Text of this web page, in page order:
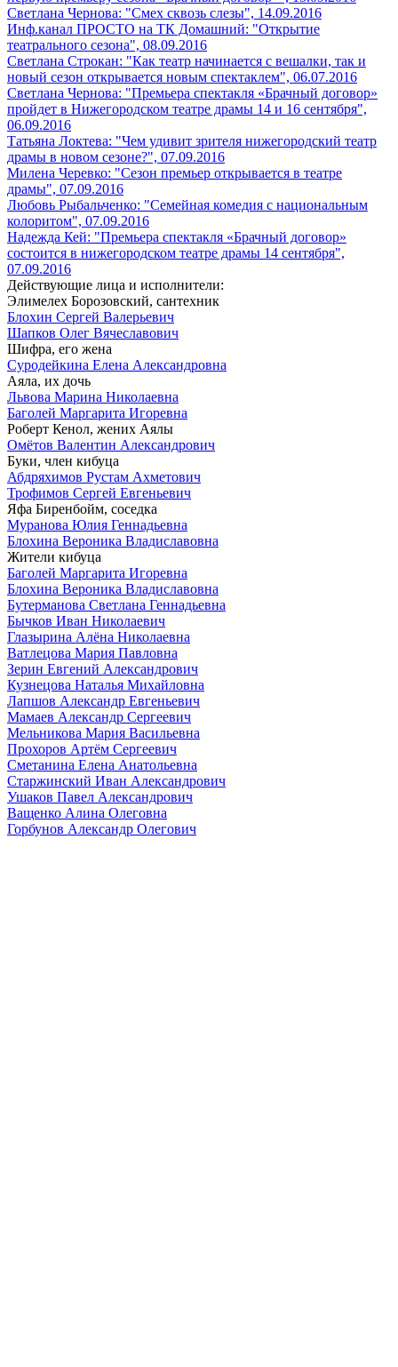
Светлана Чернова: "Смех сквозь слезы", 14.09.2016
Инф.канал ПРОСТО на ТК Домашний: "Открытие
театрального сезона", 08.09.2016
Светлана Строкан: "Как театр начинается с вешалки, так и
новый сезон открывается новым спектаклем", 06.07.2016
Светлана Чернова: "Премьера спектакля «Брачный договор»
пройдет в Нижегородском театре драмы 14 и 16 сентября",
06.09.2016
Татьяна Локтева: "Чем удивит зрителя нижегородский театр
драмы в новом сезоне?", 07.09.2016
Милена Черевко: "Сезон премьер открывается в театре
драмы", 07.09.2016
Любовь Рыбальченко: "Семейная комедия с национальным
колоритом", 07.09.2016
Надежда Кей: "Премьера спектакля «Брачный договор»
состоится в нижегородском театре драмы 14 сентября",
07.09.2016
Действующие лица и исполнители:
Элимелех Борозовский, сантехник
Блохин Сергей Валерьевич
Шапков Олег Вячеславович
Шифра, его жена
Суродейкина Елена Александровна
Аяла, их дочь
Львова Марина Николаевна
Баголей Маргарита Игоревна
Роберт Кенол, жених Аялы
Омётов Валентин Александрович
Буки, член кибуца
Абдряхимов Рустам Ахметович
Трофимов Сергей Евгеньевич
Яфа Биренбойм, соседка
Муранова Юлия Геннадьевна
Блохина Вероника Владиславовна
Жители кибуца
Баголей Маргарита Игоревна
Блохина Вероника Владиславовна
Бутерманова Светлана Геннадьевна
Бычков Иван Николаевич
Глазырина Алёна Николаевна
Ватлецова Мария Павловна
Зерин Евгений Александрович
Кузнецова Наталья Михайловна
Лапшов Александр Евгеньевич
Мамаев Александр Сергеевич
Мельникова Мария Васильевна
Прохоров Артём Сергеевич
Сметанина Елена Анатольевна
Старжинский Иван Александрович
Ушаков Павел Александрович
Ващенко Алина Олеговна
Горбунов Александр Олегович